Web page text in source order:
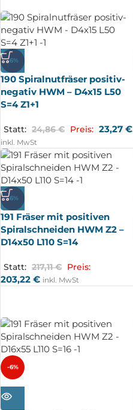
-6%
190 Spiralnutfräser positiv-
negativ HWM – D4x15 L50
S=4 Z1+1
Statt: 24,86€ Preis: 23,27 €
inkl. MwSt
-6%
191 Fräser mit positiven
Spiralschneiden HWM Z2 –
D14x50 L110 S=14
Statt: 217,11€ Preis:
203,22 € inkl. MwSt
-6%
AUSV
ERKA
UFT